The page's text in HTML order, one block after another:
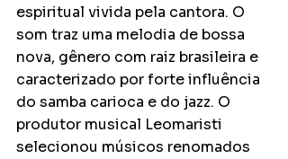
espiritual vivida pela cantora. O
som traz uma melodia de bossa
nova, gênero com raiz brasileira e
caracterizado por forte influência
do samba carioca e do jazz. O
produtor musical Leomaristi
selecionou músicos renomados